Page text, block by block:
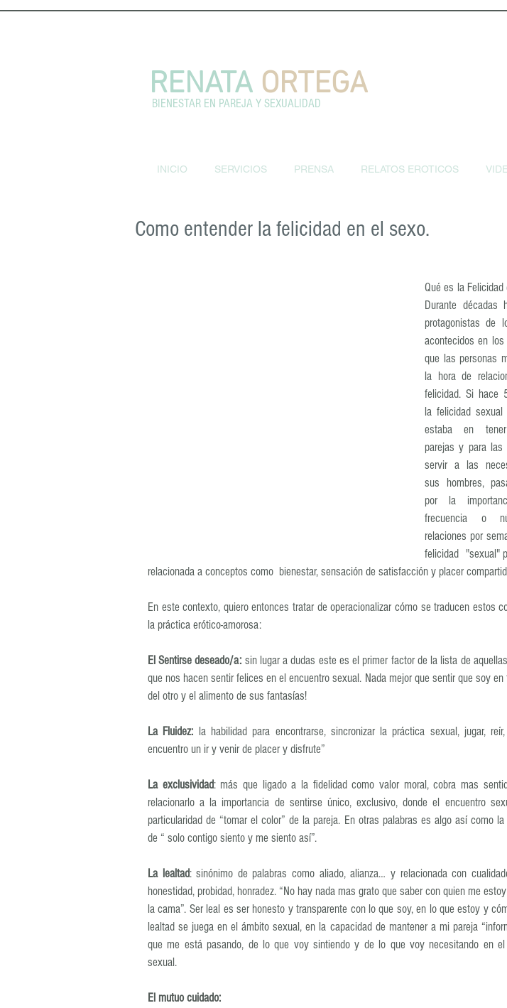
RENATA ORTEGA
BIENESTAR EN PAREJA Y SEXUALIDAD
INICIO SERVICIOS PRENSA RELATOS EROTICOS
Como entender la felicidad en el sexo.
Qué es la
Durante décadas
protagonistas de
acontecidos en los
que las personas
la hora de
felicidad. Si hace
la felicidad sexual
estaba en
parejas y para las
servir a las
sus hombres,
por la
frecuencia o
relaciones por
felicidad  "sexual"
relacionada a conceptos como  bienestar, sensación de satisfacción y placer
En este contexto, quiero entonces tratar de operacionalizar cómo se traducen estos
la práctica erótico-amorosa:
El Sentirse deseado/a: sin lugar a dudas este es el primer factor de la lista de
que nos hacen sentir felices en el encuentro sexual. Nada mejor que sentir que soy
del otro y el alimento de sus fantasías!
La Fluidez: la habilidad para encontrarse, sincronizar la práctica sexual, jugar,
encuentro un ir y venir de placer y disfrute”
La exclusividad: más que ligado a la fidelidad como valor moral, cobra mas
relacionarlo a la importancia de sentirse único, exclusivo, donde el encuentro
particularidad de “tomar el color” de la pareja. En otras palabras es algo así como la
de “ solo contigo siento y me siento así”.
La lealtad: sinónimo de palabras como aliado, alianza… y relacionada con
honestidad, probidad, honradez. “No hay nada mas grato que saber con quien me
la cama”. Ser leal es ser honesto y transparente con lo que soy, en lo que estoy y
lealtad se juega en el ámbito sexual, en la capacidad de mantener a mi pareja
que me está pasando, de lo que voy sintiendo y de lo que voy necesitando en
sexual.
El mutuo cuidado: